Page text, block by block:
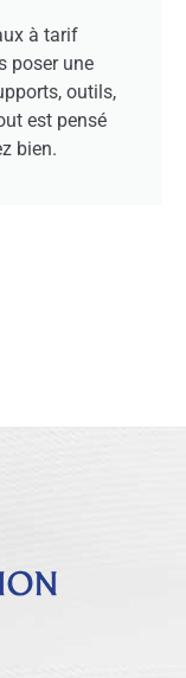
à tarif
poser une
outils,
est pensé
bien.